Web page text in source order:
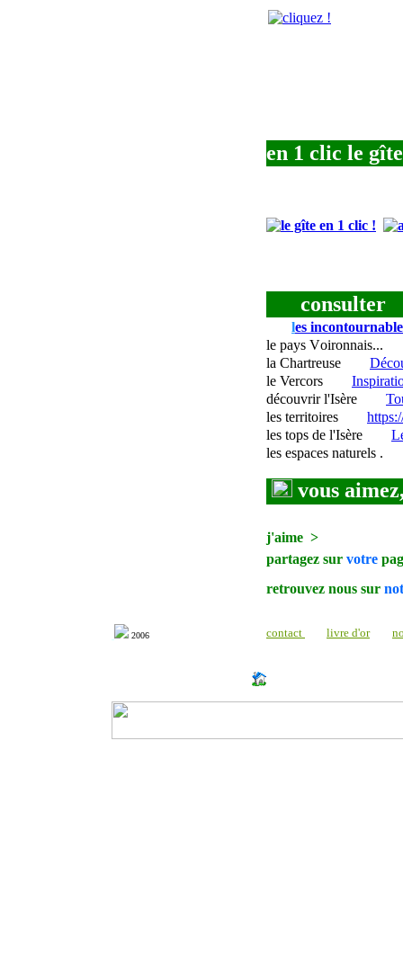
en 1 clic le gîte
consulter
les
le pays Voironnais...
la Chartreuse
le Vercors
découvrir l'Isère
les territoires
les tops de l'Isère
les espaces naturels .
vous
j'aime >
partagez sur votre
retrouvez nous sur
2006 contact livre d'or